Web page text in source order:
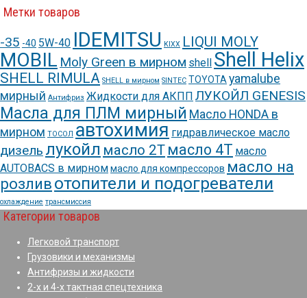
Метки товаров
-35 -40 5W-40 IDEMITSU KIXX LIQUI MOLY
MOBIL Moly Green в мирном shell Shell Helix
SHELL RIMULA SHELL в мирном SINTEC TOYOTA yamalube
мирный Антифриз Жидкости для АКПП ЛУКОЙЛ GENESIS
Масла для ПЛМ мирный Масло HONDA в
мирном ТОСОЛ автохимия гидравлическое масло
дизель лукойл масло 2Т масло 4Т масло
AUTOBACS в мирноммасло для компрессоров масло на
розливотопители и подогреватели
охлаждение трансмиссия
Категории товаров
Легковой транспорт
Грузовики и механизмы
Антифризы и жидкости
2-х и 4-х тактная спецтехника